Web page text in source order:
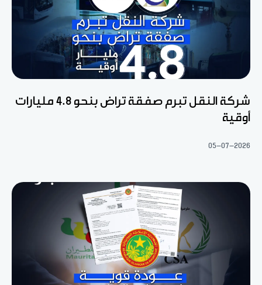
شركة النقل تبرم صفقة تراض بنحو 4.8 مليارات
أوقية
05-07-2026